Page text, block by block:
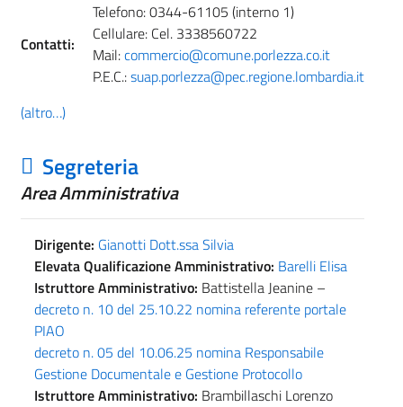
Contatti:
Telefono: 0344-61105 (interno 1)
Cellulare: Cel. 3338560722
Mail:commercio@comune.porlezza.co.it
P.E.C.:suap.porlezza@pec.regione.lombardia.it
(altro…)
Segreteria
Area Amministrativa
Dirigente: Gianotti Dott.ssa Silvia
Elevata Qualificazione Amministrativo: Barelli Elisa
Istruttore Amministrativo: Battistella Jeanine –
decreto n. 10 del 25.10.22 nomina referente portale
PIAO
decreto n. 05 del 10.06.25 nomina Responsabile
Gestione Documentale e Gestione Protocollo
Istruttore Amministrativo: Brambillaschi Lorenzo